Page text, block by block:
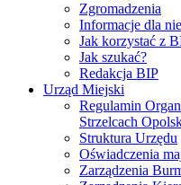
Zgromadzenia
Informacje dla
Jak korzystać z
Jak szukać?
Redakcja BIP
Urząd Miejski
Regulamin
Strzelcach
Struktura Urzędu
Oświadczenia
Zarządzenia